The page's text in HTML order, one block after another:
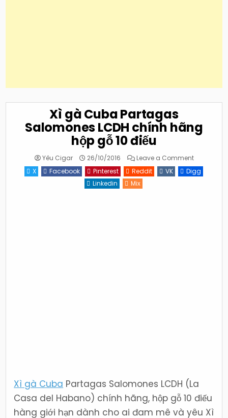
Xì gà Cuba Partagas
Salomones LCDH chính hãng
hộp gỗ 10 điếu
Yêu Cigar 26/10/2016 Leave a Commenton
gà
Cuba
X Facebook Pinterest Reddit VK
Digg
Linkedin
Mix
Xì gà Cuba Partagas Salomones LCDH (La
Casa del Habano) chính hãng, hộp gỗ 10 điếu
hàng giới hạn dành cho ai đam mê và yêu Xì